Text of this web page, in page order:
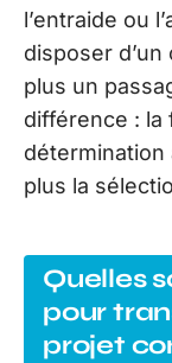
l’entraide ou
disposer
plus un
différence : la
détermination
plus la
Quelles
pour
projet